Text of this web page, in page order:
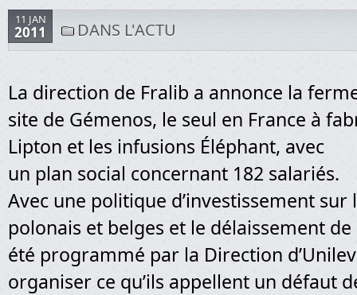
11 JAN
2011 DANS L'ACTU
La direction de Fralib a annonce la
site de Gémenos, le seul en France à
Lipton et les infusions Éléphant, avec
un plan social concernant 182 salariés.
Avec une politique d’investissement sur
polonais et belges et le délaissement
été programmé par la Direction
organiser ce qu’ils appellent un défaut